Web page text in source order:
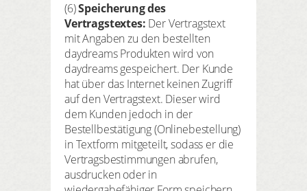
(6)Speicherung des
Vertragstextes: Der Vertragstext
mit Angaben zu den bestellten
daydreams Produkten wird von
daydreams gespeichert. Der Kunde
hat über das Internet keinen Zugriff
auf den Vertragstext. Dieser wird
dem Kunden jedoch in der
Bestellbestätigung (Onlinebestellung)
in Textform mitgeteilt, sodass er die
Vertragsbestimmungen abrufen,
ausdrucken oder in